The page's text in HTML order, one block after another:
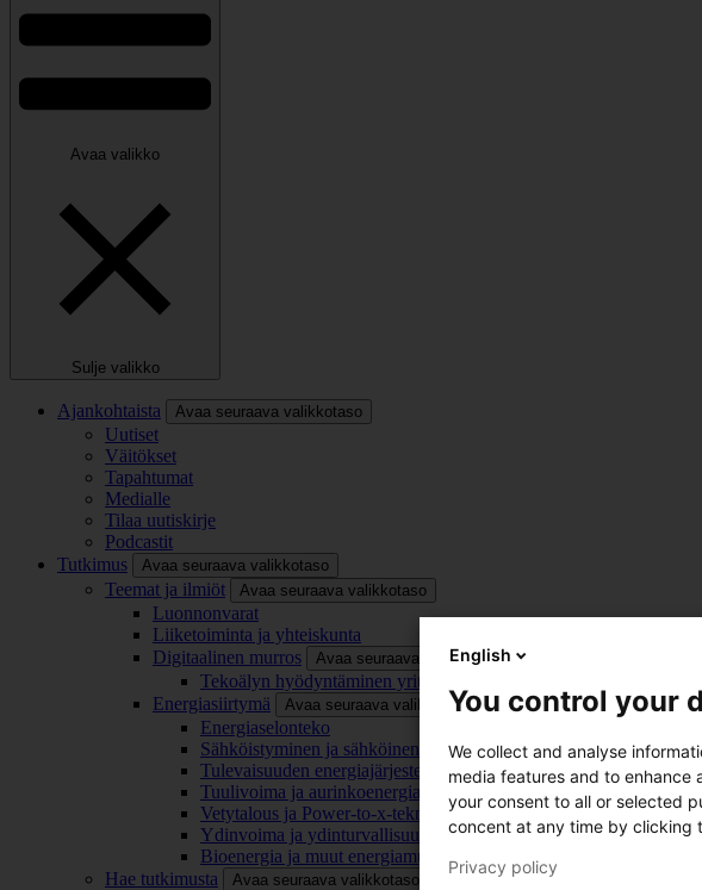
Avaa valikko
Sulje valikko
Ajankohtaista Avaa seuraava valikkotaso
Uutiset
Väitökset
Tapahtumat
Medialle
Tilaa uutiskirje
Podcastit
Tutkimus
Avaa seuraava valikkotaso
Teemat ja ilmiöt Avaa seuraava valikkotaso
Luonnonvarat
Liiketoiminta ja yhteiskunta
Digitaalinen murros
Avaa seuraava valikkotaso
Tekoälyn hyödyntäminen yrityksissä
Energiasiirtymä
Avaa seuraava valikkotaso
Energiaselonteko
Sähköistyminen ja sähköinen liikenne
Tulevaisuuden energiajärjestelmä
Tuulivoima ja aurinkoenergia
Vetytalous ja Power-to-x-teknologia
Ydinvoima ja ydinturvallisuus
Bioenergia ja muut energiamuodot
Hae tutkimusta
Avaa seuraava valikkotaso
English
You control your
We collect and analyse
media features and to enhance
your consent to all or selected
concent at any time by clicking
Privacy policy